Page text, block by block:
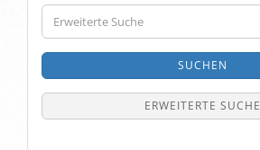
Erweiterte
Suche
SUCHEN
ERWEITERTE SUCHE